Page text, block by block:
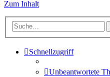
Zum Inhalt
Schnellzugriff
Unbeantwortete